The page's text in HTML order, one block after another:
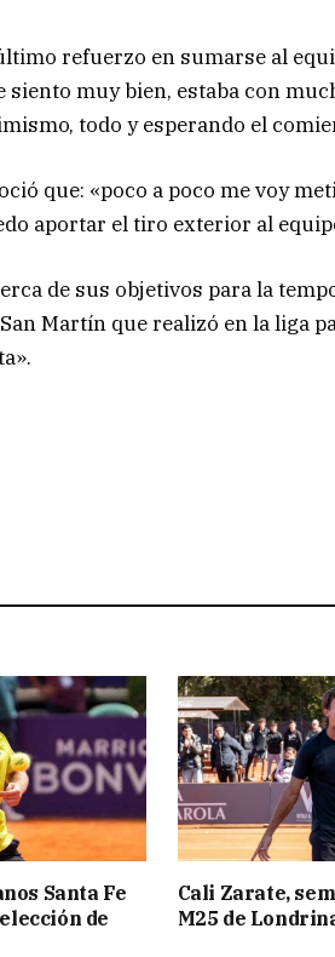
refuerzo en sumarse al
siento muy bien, estaba con
todo y esperando el
que: «poco a poco me voy
aportar el tiro exterior al
de sus objetivos para la
Martín que realizó en la liga
Santa Fe
de
Cali Zarate,
M25 de